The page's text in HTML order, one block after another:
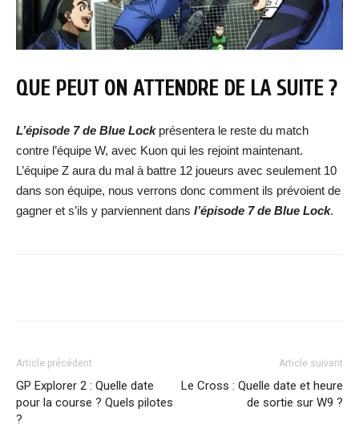
QUE PEUT ON ATTENDRE DE LA SUITE ?
L’épisode 7 de Blue Lockprésentera le reste du match
contre l’équipe W, avec Kuon qui les rejoint maintenant.
L’équipe Z aura du mal à battre 12 joueurs avec seulement 10
dans son équipe, nous verrons donc comment ils prévoient de
gagner et s’ils y parviennent dans l’épisode 7 de Blue Lock.
Article précédent
GP Explorer 2 : Quelle date
pour la course ? Quels pilotes
?
Article suivant
Le Cross : Quelle date et heure
de sortie sur W9 ?